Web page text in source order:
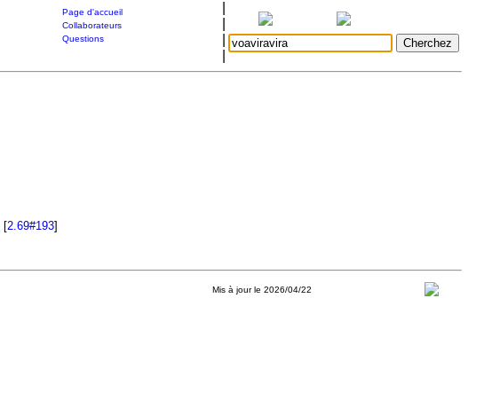
Page d'accueil
Collaborateurs
Questions
[2.69#193]
Mis à jour le 2026/04/22